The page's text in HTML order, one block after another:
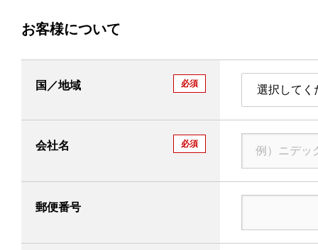
お客様について
国／地域 必須 選択してく
会社名 必須
郵便番号